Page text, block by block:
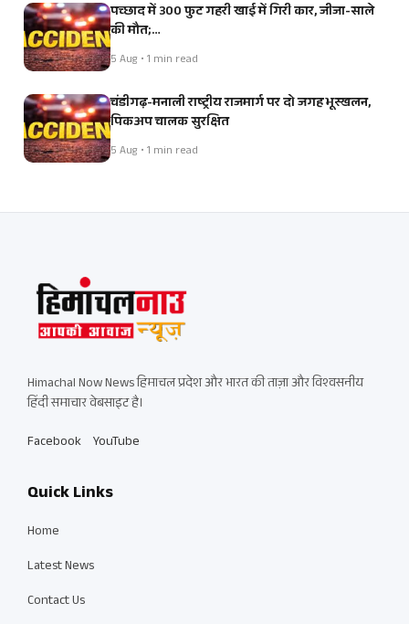
पच्छाद में 300 फुट गहरी खाई में गिरी कार, जीजा-साले
की मौत;…
5 Aug • 1 min read
चंडीगढ़-मनाली राष्ट्रीय राजमार्ग पर दो जगह भूस्खलन,
पिकअप चालक सुरक्षित
5 Aug • 1 min read
Himachal Now News हिमाचल प्रदेश और भारत की ताज़ा और विश्वसनीय
हिंदी समाचार वेबसाइट है।
Facebook YouTube
Quick Links
Home
Latest News
Contact Us